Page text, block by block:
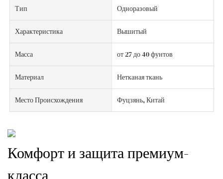
Тип Одноразовый
Характеристика Вышитый
Масса от 27 до 40 фунтов
Материал Нетканая ткань
Место Происхождения Фуцзянь, Китай
Комфорт и защита премиум-